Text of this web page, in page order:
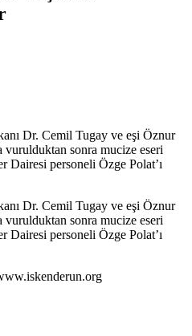
Dr. Cemil Tugay ve eşi Öznur
vurulduktan sonra mucize eseri
Dairesi personeli Özge Polat’ı
Dr. Cemil Tugay ve eşi Öznur
vurulduktan sonra mucize eseri
Dairesi personeli Özge Polat’ı